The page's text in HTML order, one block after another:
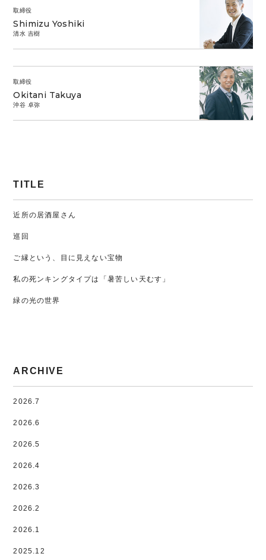
取締役
Shimizu Yoshiki
清水 吉樹
取締役
Okitani Takuya
沖谷 卓弥
TITLE
近所の居酒屋さん
巡回
ご縁という、目に見えない宝物
私の死ンキングタイプは「暑苦しい天むす」
緑の光の世界
ARCHIVE
2026.7
2026.6
2026.5
2026.4
2026.3
2026.2
2026.1
2025.12